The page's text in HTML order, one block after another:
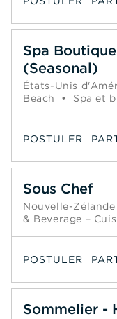
Spa
(Seasonal)
États-Unis
Beach
• Spa et
POSTULER
Sous Chef
Nouvelle-Zélande
& Beverage –
POSTULER
Sommelier -